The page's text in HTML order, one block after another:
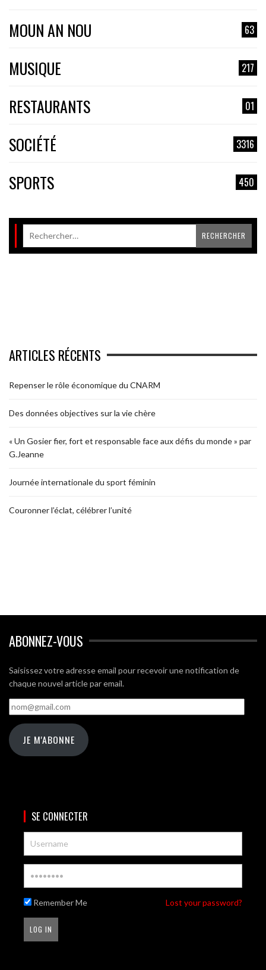
MOUN AN NOU 63
MUSIQUE 217
RESTAURANTS 01
SOCIÉTÉ 3316
SPORTS 450
ARTICLES RÉCENTS
Repenser le rôle économique du CNARM
Des données objectives sur la vie chère
« Un Gosier fier, fort et responsable face aux défis du monde » par
G.Jeanne
Journée internationale du sport féminin
Couronner l’éclat, célébrer l’unité
ABONNEZ-VOUS
Saisissez votre adresse email pour recevoir une notification de
chaque nouvel article par email.
nom@gmail.com
JE M'ABONNE
SE CONNECTER
Remember Me Lost your password?